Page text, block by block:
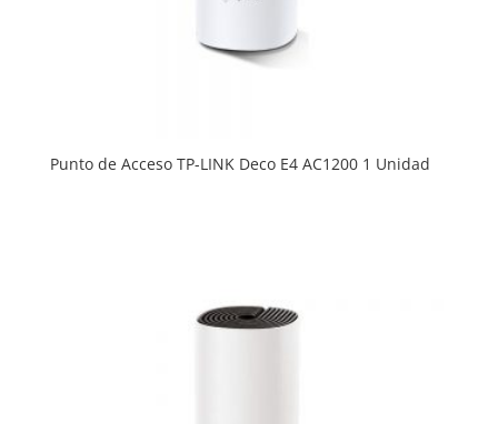
Punto de Acceso TP-LINK Deco E4 AC1200 1 Unidad